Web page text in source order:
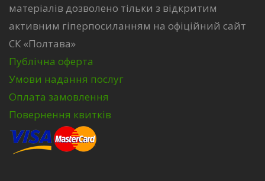
матеріалів дозволено тільки з відкритим
активним гіперпосиланням на офіційний сайт
СК «Полтава»
Публічна оферта
Умови надання послуг
Оплата замовлення
Повернення квитків